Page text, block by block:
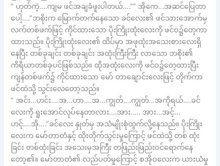
” ဟုတ်ကဲ့….ကျမ ဖင်အချခံဖူးပါတယ်….”” အိုကေ…အဆင်ပြေတာ
ပေါ့….”ဘစိုးက မြောက်တက်နေသော ခင်လေး၏ ဖင်သားအောက်မှ
လက်တစ်ဖက်ဖြင့် ကိုင်ထားသော ပိုးကြိုးထုံးလေးကို ဖင်ဝ၌တေ့ကာ
ထားသည်။ ပိုးကြိုးထုံးလေး၏ ထိပ်မှာ အဖုထုံးအသေးစားလေးရှိ
နေပြီး တစ်ခုချင်း တစ်ခုချင်း အထုံးကြီးကြီး လာသော ဘစိုး၏
ကိရိယာတစ်ခုပင်ဖြစ်သည်။ ထိုအထုံးလေးကို ဖင်ဝ၌တေ့ထားပြီး
ကျန်တစ်ဖက်၌ ကိုင်ထားသော မော် တာချောင်းလေးဖြင့် တိုက်ကာ
ဖင်ထဲသို့ သွင်းလေတော့သည်။
” အင်း…ဟင်း….အ…ဟာ….အ…ကျွတ်….ကျွတ်…အကိုရယ်….ခင်
လေးကို ရူးအောင်လုပ်နေတာလား….အား….. အား…အင့်…
ဟင့်….အို….”ခင်လေး နှုတ်မှ အသံမျိုးစုံထွက်လို့နေသည်။ ပိုးကြိုး
လေးက မော်တာတံနှင့် ထိုးတိုက်သွင်းမှုကြောင့် ဖင်ထဲသို့ တစ် ထုံး
ခြင်း တစ်ထုံးခြင်း အသေးမှအကြီး တဖြည်းဖြည်းဝင်ရောက်နေ
တော့၏။ မော်တာတံ၏ လည်ပတ်မှုကြောင့် စအိုဝလေးက ယားယံမှု